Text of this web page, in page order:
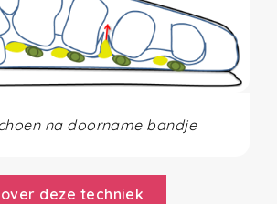
na doorname bandje
deze techniek